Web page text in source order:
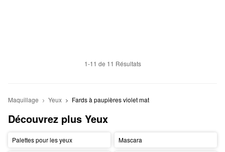
1-11 de 11 Résultats
Maquillage Yeux Fards à paupières violet mat
Découvrez plus Yeux
Palettes pour les yeux Mascara